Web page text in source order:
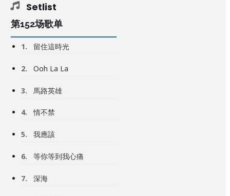
Setlist
第152场歌单
1. 留住這時光
2. Ooh La La
3. 馬路英雄
4. 情不禁
5. 我應該
6. 等你等到我心痛
7. 深海